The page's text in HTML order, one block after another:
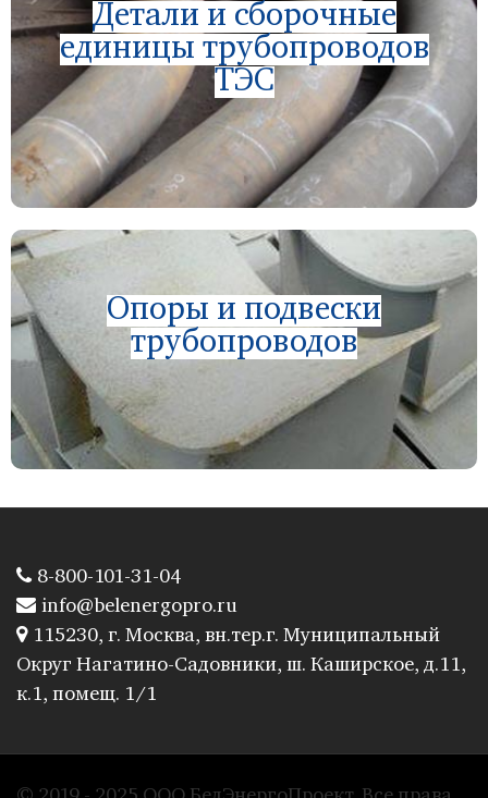
Детали и сборочные
единицы трубопроводов
ТЭС
Опоры и подвески
трубопроводов
8-800-101-31-04
info@belenergopro.ru
115230, г. Москва, вн.тер.г. Муниципальный
Округ Нагатино-Садовники, ш. Каширское, д.11,
к.1, помещ. 1/1